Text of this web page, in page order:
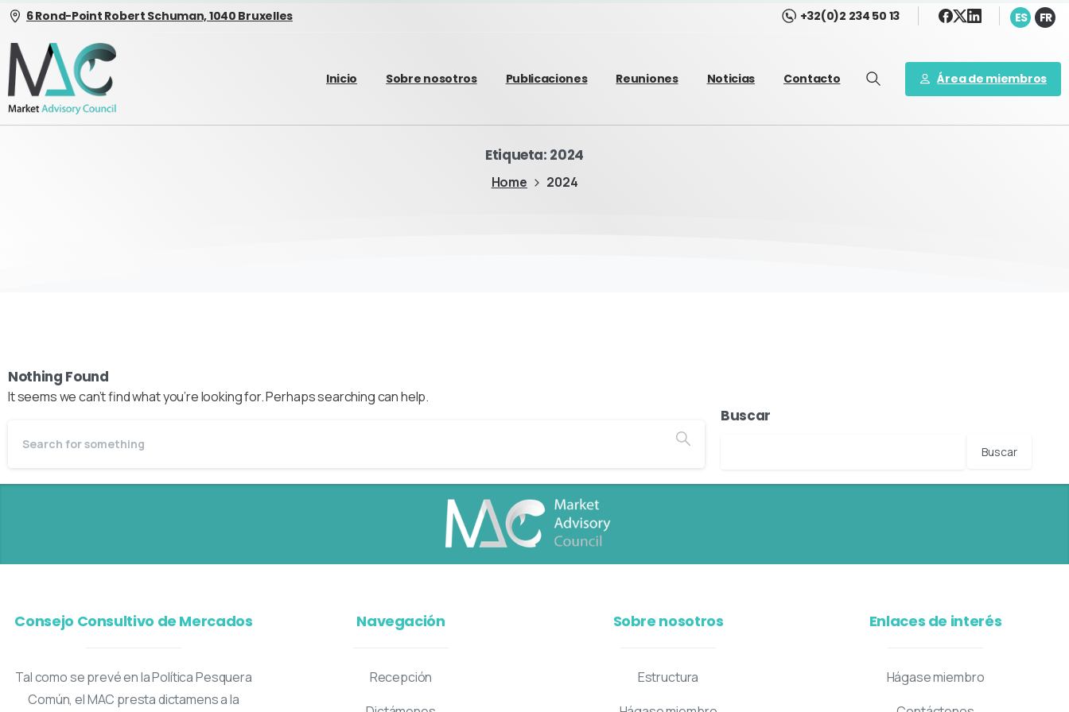
6 Rond-Point Robert Schuman, 1040 Bruxelles +32(0)2 234 50 13 ES FR
Inicio Sobre nosotros Publicaciones Reuniones Noticias Contacto Área de miembros
Etiqueta: 2024
Home 2024
Nothing Found
It seems we can’t find what you’re looking for. Perhaps searching can help.
Buscar
Consejo Consultivo de Mercados
Tal como se prevé en la Política Pesquera
Común, el MAC presta dictamens a la
Navegación
Recepción
Sobre nosotros
Estructura
Enlaces de interés
Hágase miembro